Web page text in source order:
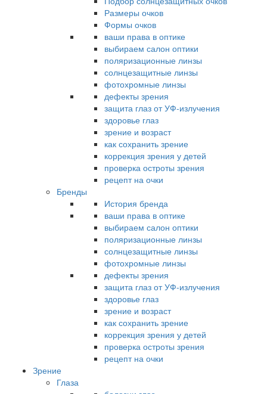
Размеры очков
Формы очков
ваши права в оптике
выбираем салон оптики
поляризационные линзы
солнцезащитные линзы
фотохромные линзы
дефекты зрения
защита глаз от УФ-излучения
здоровье глаз
зрение и возраст
как сохранить зрение
коррекция зрения у детей
проверка остроты зрения
рецепт на очки
Бренды
История бренда
ваши права в оптике
выбираем салон оптики
поляризационные линзы
солнцезащитные линзы
фотохромные линзы
дефекты зрения
защита глаз от УФ-излучения
здоровье глаз
зрение и возраст
как сохранить зрение
коррекция зрения у детей
проверка остроты зрения
рецепт на очки
Зрение
Глаза